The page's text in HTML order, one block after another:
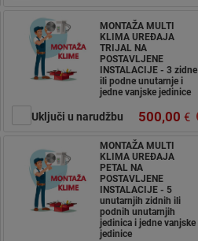
MONTAŽA MULTI
KLIMA UREĐAJA
TRIJAL NA
POSTAVLJENE
INSTALACIJE - 3 zidne
ili podne unutarnje i
jedne vanjske jedinice
Uključi u narudžbu 500,00 €
MONTAŽA MULTI
KLIMA UREĐAJA
PETAL NA
POSTAVLJENE
INSTALACIJE - 5
unutarnjih zidnih ili
podnih unutarnjih
jedinica i jedne vanjske
jedinice